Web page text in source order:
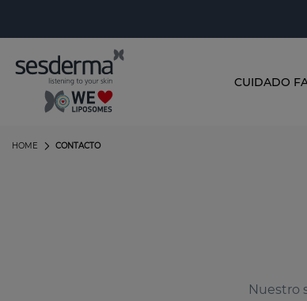
CUIDADO
CONTACTO
HOME
Nuestro